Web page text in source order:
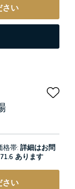
さい
格帯:詳細はお問
あります
さい